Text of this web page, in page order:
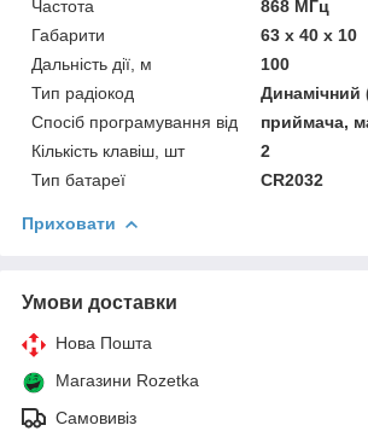
Частота
868 МГц
Габарити
63 x 40 x 10
Дальність дії, м
100
Тип радіокод
Динамічний
Спосіб програмування від
приймача,
Кількість клавіш, шт
2
Тип батареї
CR2032
Приховати
Умови доставки
Нова Пошта
Магазини Rozetka
Самовивіз